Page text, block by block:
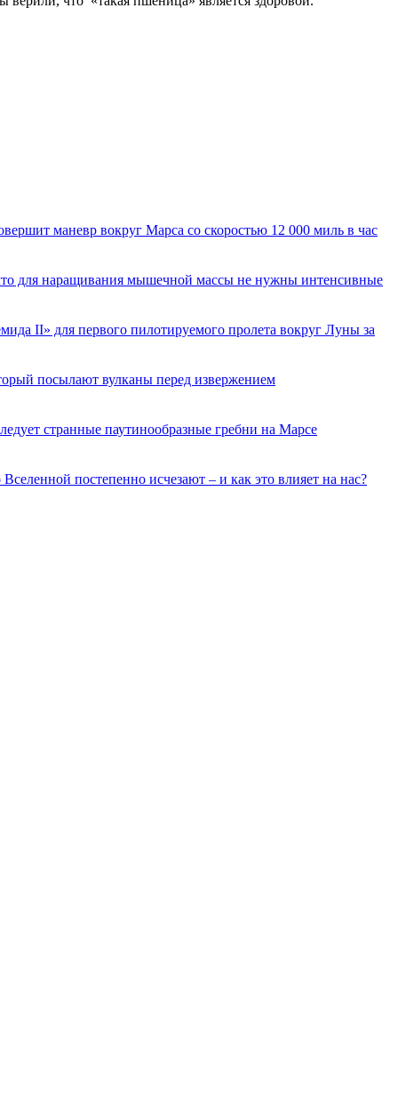
маневр вокруг Марса со скоростью 12 000 миль в час
для наращивания мышечной массы не нужны интенсивные
II» для первого пилотируемого пролета вокруг Луны за
посылают вулканы перед извержением
странные паутинообразные гребни на Марсе
постепенно исчезают – и как это влияет на нас?